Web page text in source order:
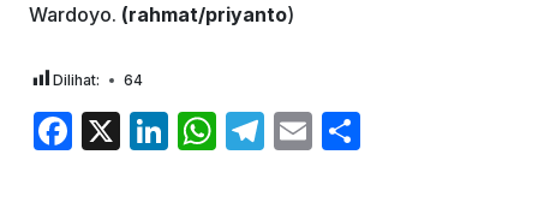
Wardoyo. (rahmat/priyanto)
Dilihat: 64
F
X
Li W T
E